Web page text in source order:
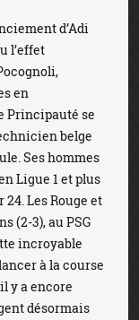
d’Adi
l’effet
en
Principauté se
belge
Ses hommes
Ligue 1 et plus
Les Rouge et
(2-3), au PSG
incroyable
à la course
y a encore
désormais